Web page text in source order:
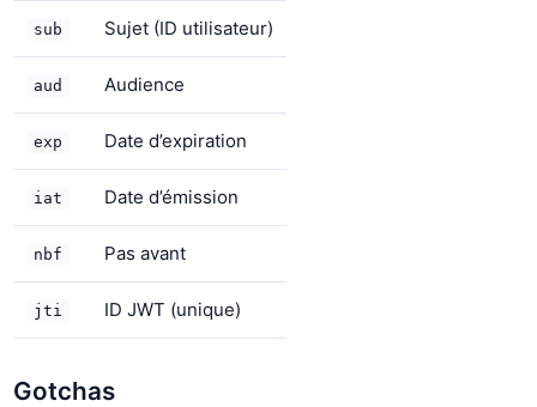
sub Sujet (ID utilisateur)
aud Audience
exp Date d’expiration
iat Date d’émission
nbf Pas avant
jti ID JWT (unique)
Gotchas